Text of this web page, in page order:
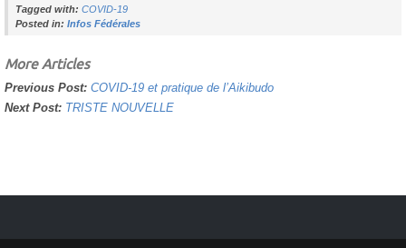
Tagged with: COVID-19
Posted in:Infos Fédérales
More Articles
Previous Post: COVID-19 et pratique de l’Aikibudo
Next Post: TRISTE NOUVELLE